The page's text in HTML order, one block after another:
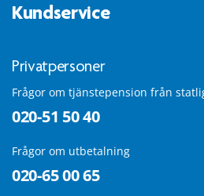
Kundservice
Privatpersoner
Frågor om tjänstepension från
020-51 50 40
Frågor om utbetalning
020-65 00 65